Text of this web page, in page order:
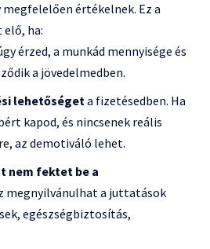
megfelelően értékelnek. Ez a
ha:
érzed, a munkád mennyisége és
a jövedelmedben.
lehetőségeta fizetésedben. Ha
kapod, és nincsenek reális
az demotiváló lehet.
nem fektet be a
megnyilvánulhat a juttatások
egészségbiztosítás,